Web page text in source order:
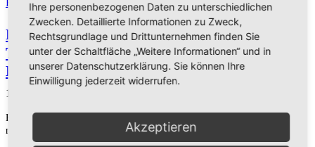
Read More
Rückblick-Video – Webinar am 18.02.2026 –
The power of Food – Die Kraft der
Ernährung
17. April 2026
Hast du das letzte Webinar verpasst und möchtest die Webinar-Serie
nachschauen? Dann lade ich dich e…
Ihre personenbezogenen Daten zu unterschiedlichen
Zwecken. Detaillierte Informationen zu Zweck,
Rechtsgrundlage und Drittunternehmen finden Sie
unter der Schaltfläche „Weitere Informationen“ und in
unserer Datenschutzerklärung. Sie können Ihre
Einwilligung jederzeit widerrufen.
Akzeptieren